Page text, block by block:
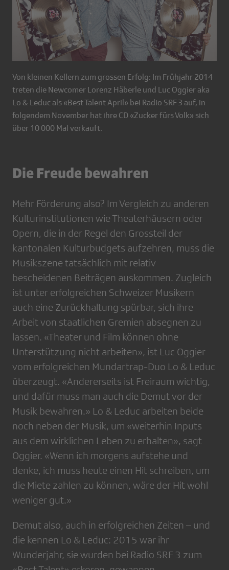
Von kleinen Kellern zum grossen Erfolg: Im Frühjahr 2014
treten die Newcomer Lorenz Häberle und Luc Oggier aka
Lo & Leduc als «Best Talent April» bei Radio SRF 3 auf, in
folgendem November hat ihre CD «Zucker fürs Volk» sich
über 10 000 Mal verkauft.
Die Freude bewahren
Mehr Förderung also? Im Vergleich zu anderen
Kulturinstitutionen wie Theaterhäusern oder
Opern, die in der Regel den Grossteil der
kantonalen Kulturbudgets aufzehren, muss die
Musikszene tatsächlich mit relativ
bescheidenen Beiträgen auskommen. Zugleich
ist unter erfolgreichen Schweizer Musikern
auch eine Zurückhaltung spürbar, sich ihre
Arbeit von staatlichen Gremien absegnen zu
lassen. «Theater und Film können ohne
Unterstützung nicht arbeiten», ist Luc Oggier
vom erfolgreichen Mundartrap-Duo Lo & Leduc
überzeugt. «Andererseits ist Freiraum wichtig,
und dafür muss man auch die ­Demut vor der
Musik bewahren.» Lo & ­Leduc arbeiten beide
noch neben der Musik, um «weiterhin Inputs
aus dem wirklichen Leben zu erhalten», sagt
Oggier. «Wenn ich morgens aufstehe und
denke, ich muss heute einen Hit schreiben, um
die Miete zahlen zu können, wäre der Hit wohl
weniger gut.»
Demut also, auch in erfolgreichen Zeiten – und
die kennen Lo & Leduc: 2015 war ihr
Wunderjahr, sie wurden bei Radio SRF 3 zum